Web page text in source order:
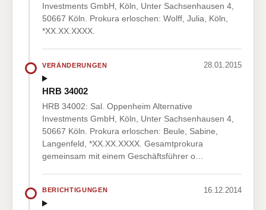
Investments GmbH, Köln, Unter Sachsenhausen 4,
50667 Köln. Prokura erloschen: Wolff, Julia, Köln,
*XX.XX.XXXX.
VERÄNDERUNGEN 28.01.2015
HRB 34002
HRB 34002: Sal. Oppenheim Alternative
Investments GmbH, Köln, Unter Sachsenhausen 4,
50667 Köln. Prokura erloschen: Beule, Sabine,
Langenfeld, *XX.XX.XXXX. Gesamtprokura
gemeinsam mit einem Geschäftsführer o…
BERICHTIGUNGEN 16.12.2014